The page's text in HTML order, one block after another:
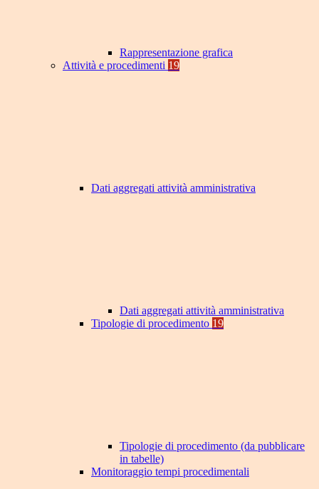
Rappresentazione grafica
Attività e procedimenti 19
Dati aggregati attività amministrativa
Dati aggregati attività amministrativa
Tipologie di procedimento 19
Tipologie di procedimento (da pubblicare
in tabelle)
Monitoraggio tempi procedimentali